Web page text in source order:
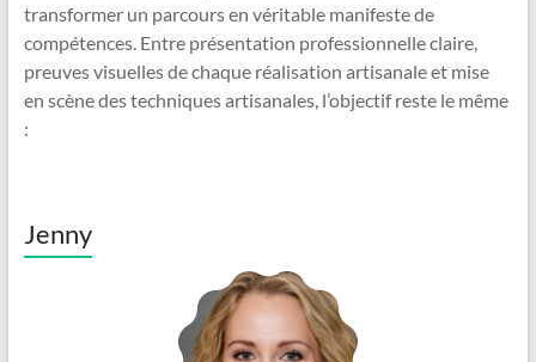
transformer un parcours en véritable manifeste de
compétences. Entre présentation professionnelle claire,
preuves visuelles de chaque réalisation artisanale et mise
en scène des techniques artisanales, l’objectif reste le même
:
Jenny